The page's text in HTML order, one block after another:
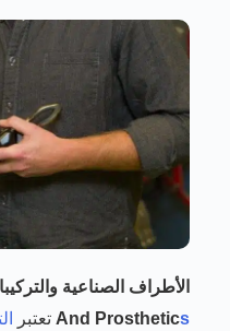
And Prosthetics تعتبر